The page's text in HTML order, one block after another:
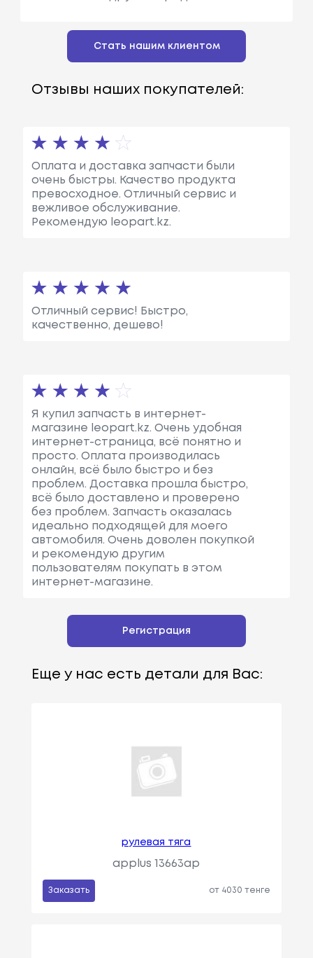
Стать нашим клиентом
Отзывы наших покупателей:
Оплата и доставка запчасти были
очень быстры. Качество продукта
превосходное. Отличный сервис и
вежливое обслуживание.
Рекомендую leopart.kz.
Отличный сервис! Быстро,
качественно, дешево!
Я купил запчасть в интернет-
магазине leopart.kz. Очень удобная
интернет-страница, всё понятно и
просто. Оплата производилась
онлайн, всё было быстро и без
проблем. Доставка прошла быстро,
всё было доставлено и проверено
без проблем. Запчасть оказалась
идеально подходящей для моего
автомобиля. Очень доволен покупкой
и рекомендую другим
пользователям покупать в этом
интернет-магазине.
Регистрация
Еще у нас есть детали для Вас:
рулевая тяга
applus 13663ap
Заказать от 4030 тенге